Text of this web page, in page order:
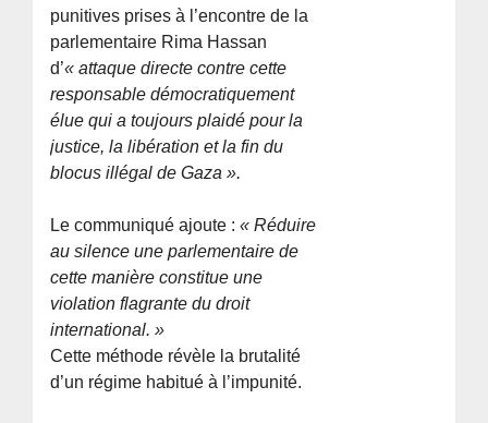
punitives prises à l’encontre de la
parlementaire Rima Hassan
d’« attaque directe contre cette
responsable démocratiquement
élue qui a toujours plaidé pour la
justice, la libération et la fin du
blocus illégal de Gaza ».
Le communiqué ajoute :« Réduire
au silence une parlementaire de
cette manière constitue une
violation flagrante du droit
international. »
Cette méthode révèle la brutalité
d’un régime habitué à l’impunité.